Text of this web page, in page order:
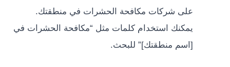
على شركات مكافحة الحشرات في منطقتك.
يمكنك استخدام كلمات مثل “مكافحة الحشرات في
[اسم منطقتك]” للبحث.